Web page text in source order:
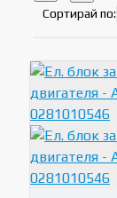
Сортирай по: